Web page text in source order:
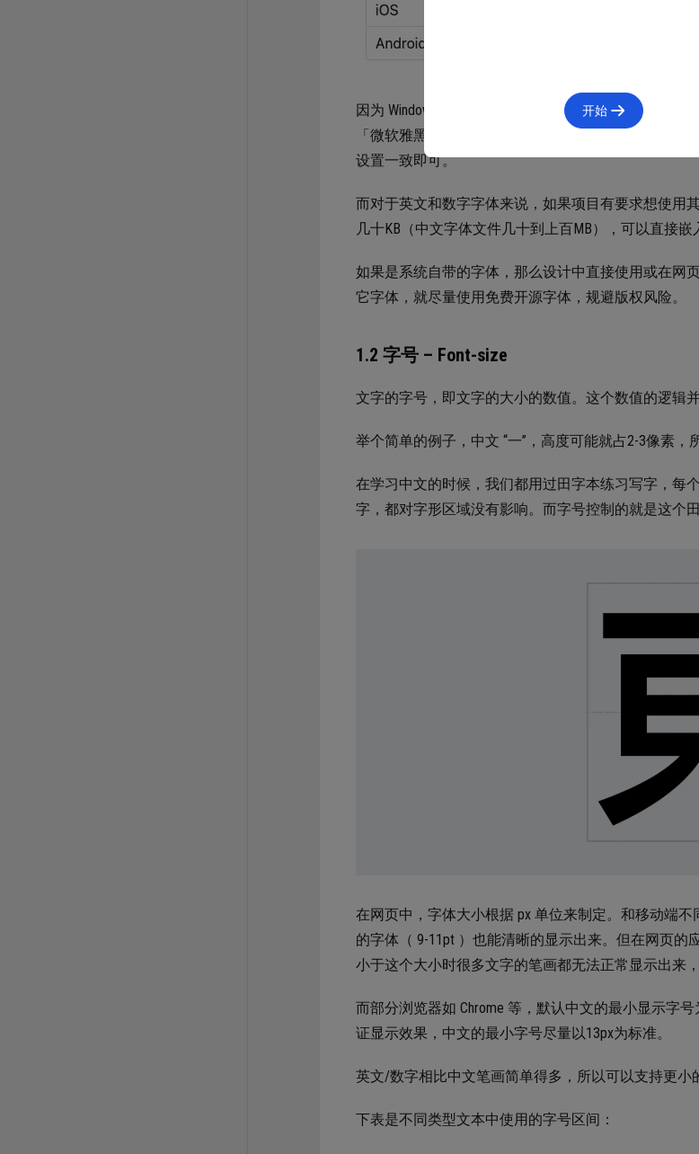
因为 Windows 通常是使用量最大的系统，所以为了
「微软雅黑」作为基础的中文字体。而在其它系统
设置一致即可。
而对于英文和数字字体来说，如果项目有要求想使用
几十KB（中文字体文件几十到上百MB），可以直接嵌
如果是系统自带的字体，那么设计中直接使用或在网
它字体，就尽量使用免费开源字体，规避版权风险。
1.2 字号 – Font-size
文字的字号，即文字的大小的数值。这个数值的逻辑
举个简单的例子，中文 “一”，高度可能就占2-3像素
在学习中文的时候，我们都用过田字本练习写字，每
字，都对字形区域没有影响。而字号控制的就是这个
在网页中，字体大小根据 px 单位来制定。和移动端
的字体（ 9-11pt ）也能清晰的显示出来。但在网页的
小于这个大小时很多文字的笔画都无法正常显示出来
而部分浏览器如 Chrome 等，默认中文的最小显示字
证显示效果，中文的最小字号尽量以13px为标准。
英文/数字相比中文笔画简单得多，所以可以支持更小
下表是不同类型文本中使用的字号区间：
开始